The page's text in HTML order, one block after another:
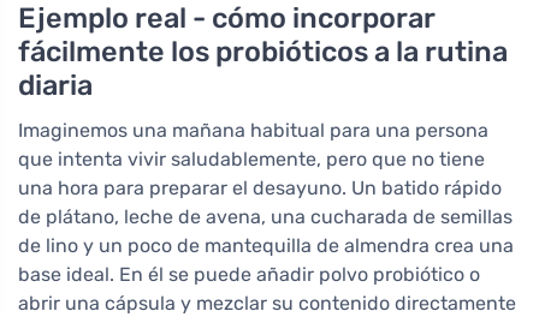
Ejemplo real - cómo incorporar
fácilmente los probióticos a la rutina
diaria
Imaginemos una mañana habitual para una persona
que intenta vivir saludablemente, pero que no tiene
una hora para preparar el desayuno. Un batido rápido
de plátano, leche de avena, una cucharada de semillas
de lino y un poco de mantequilla de almendra crea una
base ideal. En él se puede añadir polvo probiótico o
abrir una cápsula y mezclar su contenido directamente